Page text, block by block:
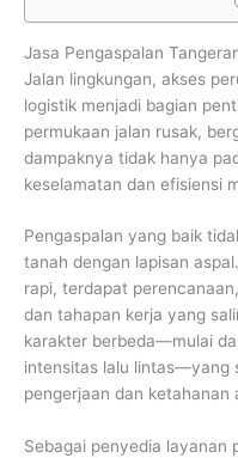
Jasa Pengaspalan
Jalan lingkungan, akses
logistik menjadi bagian
permukaan jalan rusak,
dampaknya tidak hanya
keselamatan dan efisiensi
Pengaspalan yang baik
tanah dengan lapisan
rapi, terdapat
dan tahapan kerja yang
karakter berbeda—mulai
intensitas lalu lintas—yang
pengerjaan dan ketahanan
Sebagai penyedia layanan